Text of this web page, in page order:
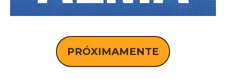
PRÓXIMAMENTE